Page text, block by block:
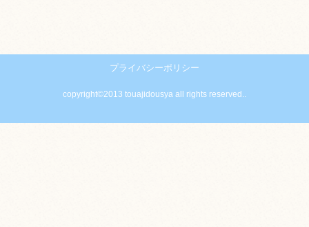
プライバシーポリシー
copyright©2013 touajidousya all rights reserved..